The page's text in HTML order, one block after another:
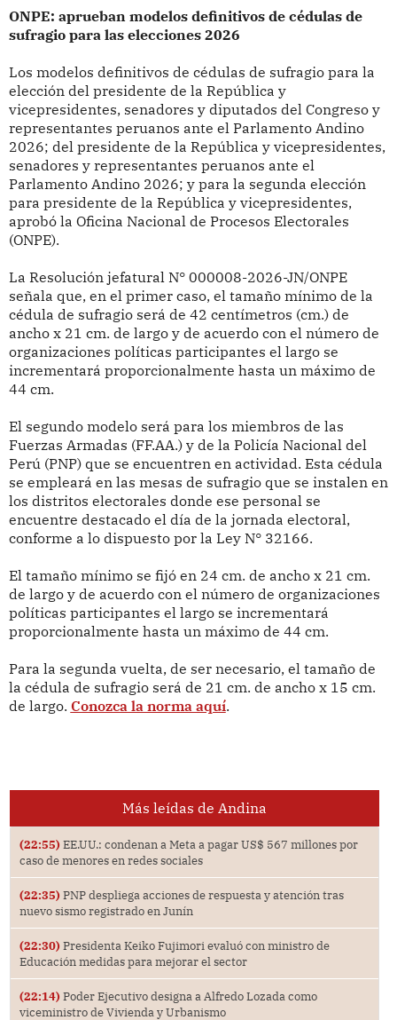
ONPE: aprueban modelos definitivos de cédulas de
sufragio para las elecciones 2026
Los modelos definitivos de cédulas de sufragio para la
elección del presidente de la República y
vicepresidentes, senadores y diputados del Congreso y
representantes peruanos ante el Parlamento Andino
2026; del presidente de la República y vicepresidentes,
senadores y representantes peruanos ante el
Parlamento Andino 2026; y para la segunda elección
para presidente de la República y vicepresidentes,
aprobó la Oficina Nacional de Procesos Electorales
(ONPE).
La Resolución jefatural N° 000008-2026-JN/ONPE
señala que, en el primer caso, el tamaño mínimo de la
cédula de sufragio será de 42 centímetros (cm.) de
ancho x 21 cm. de largo y de acuerdo con el número de
organizaciones políticas participantes el largo se
incrementará proporcionalmente hasta un máximo de
44 cm.
El segundo modelo será para los miembros de las
Fuerzas Armadas (FF.AA.) y de la Policía Nacional del
Perú (PNP) que se encuentren en actividad. Esta cédula
se empleará en las mesas de sufragio que se instalen en
los distritos electorales donde ese personal se
encuentre destacado el día de la jornada electoral,
conforme a lo dispuesto por la Ley N° 32166.
El tamaño mínimo se fijó en 24 cm. de ancho x 21 cm.
de largo y de acuerdo con el número de organizaciones
políticas participantes el largo se incrementará
proporcionalmente hasta un máximo de 44 cm.
Para la segunda vuelta, de ser necesario, el tamaño de
la cédula de sufragio será de 21 cm. de ancho x 15 cm.
de largo. Conozca la norma aquí.
Más leídas de Andina
(22:55) EE.UU.: condenan a Meta a pagar US$ 567 millones por
caso de menores en redes sociales
(22:35) PNP despliega acciones de respuesta y atención tras
nuevo sismo registrado en Junín
(22:30) Presidenta Keiko Fujimori evaluó con ministro de
Educación medidas para mejorar el sector
(22:14) Poder Ejecutivo designa a Alfredo Lozada como
viceministro de Vivienda y Urbanismo